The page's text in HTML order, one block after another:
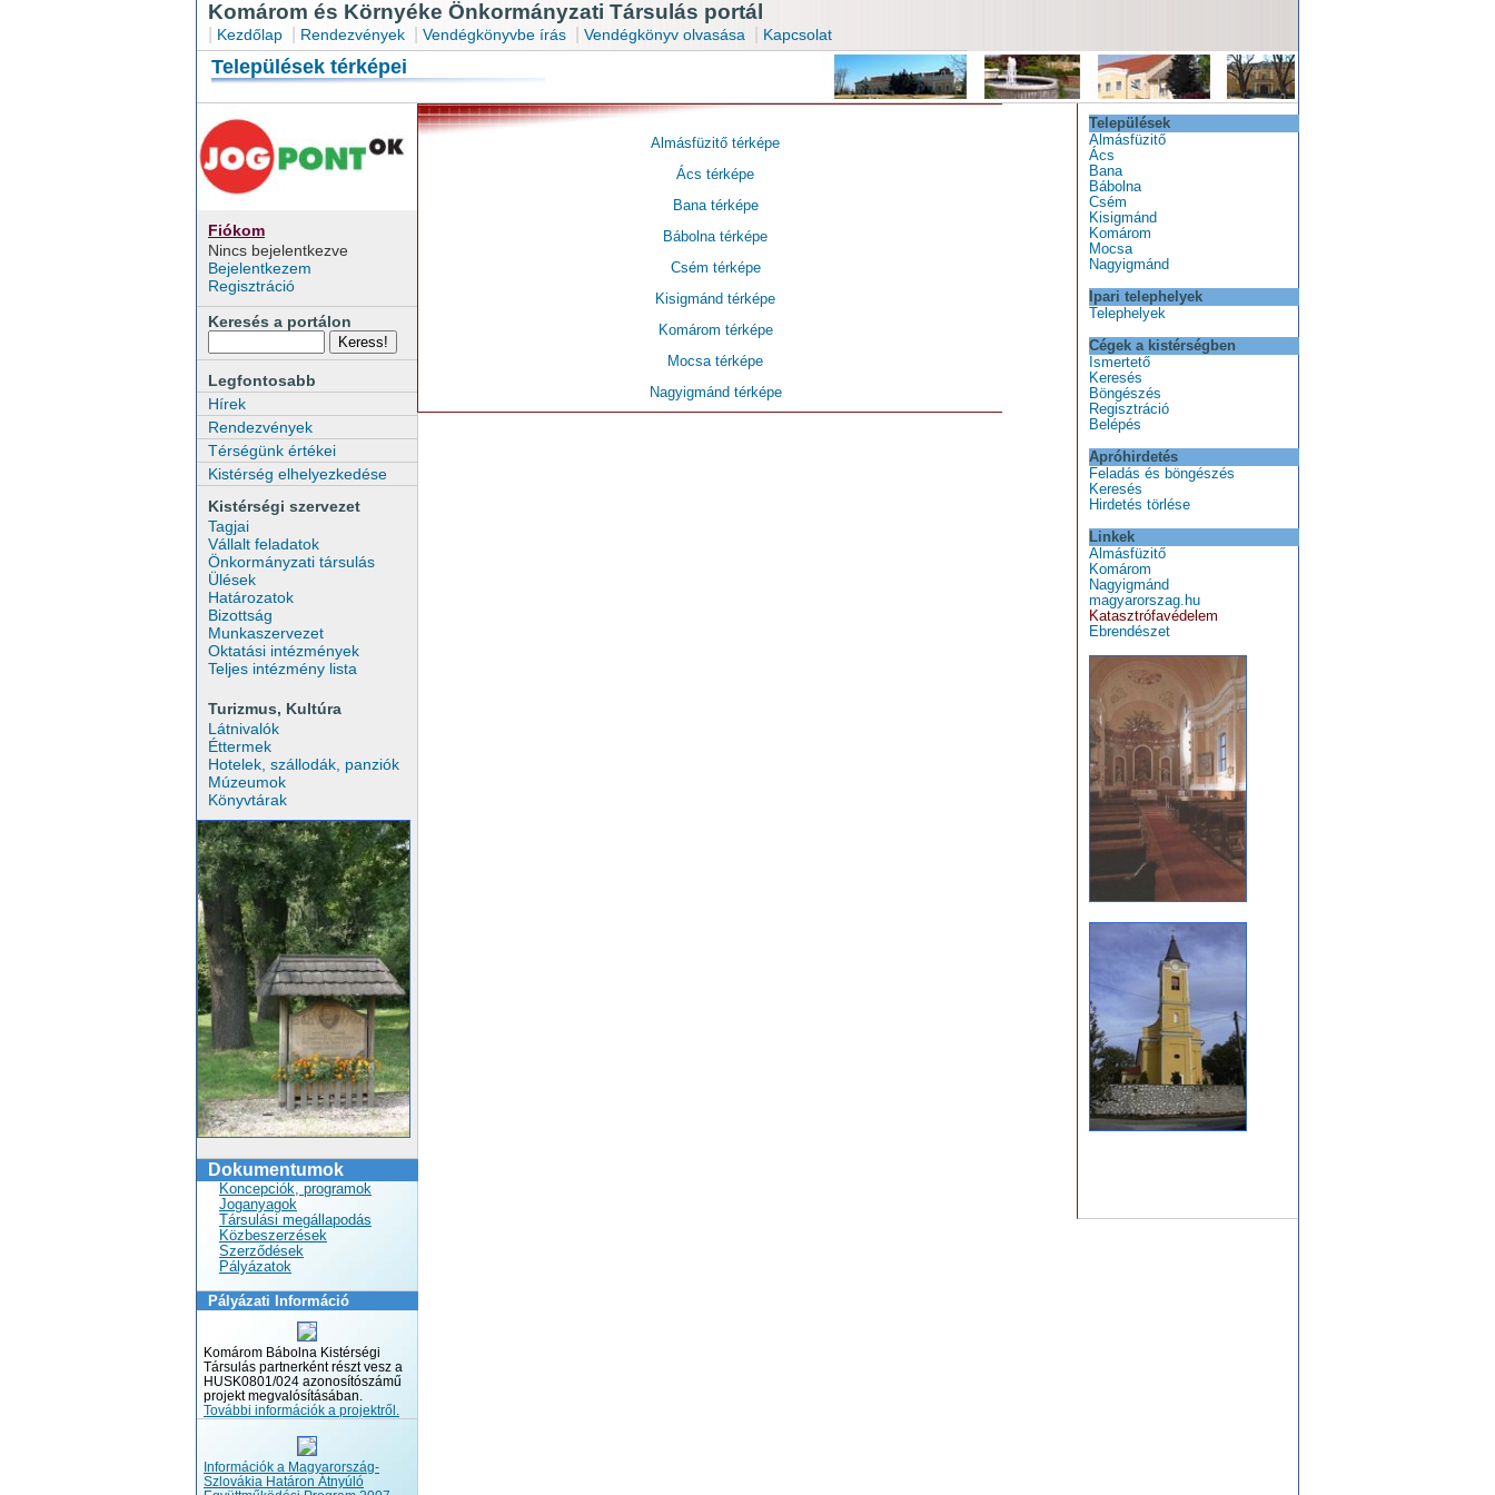
Komárom és Környéke Önkormányzati Társulás portál
Kezdőlap Rendezvények Vendégkönyvbe írás Vendégkönyv olvasása Kapcsolat
Települések térképei
Fiókom
Nincs bejelentkezve
Bejelentkezem
Regisztráció
Keresés a portálon
Legfontosabb
Hírek
Rendezvények
Térségünk értékei
Kistérség elhelyezkedése
Kistérségi szervezet
Tagjai
Vállalt feladatok
Önkormányzati társulás
Ülések
Határozatok
Bizottság
Munkaszervezet
Oktatási intézmények
Teljes intézmény lista
Turizmus, Kultúra
Látnivalók
Éttermek
Hotelek, szállodák, panziók
Múzeumok
Könyvtárak
Dokumentumok
Koncepciók, programok
Joganyagok
Társulási megállapodás
Közbeszerzések
Szerződések
Pályázatok
Pályázati Információ
Komárom Bábolna Kistérségi
Társulás partnerként részt vesz a
HUSK0801/024 azonosítószámű
projekt megvalósításában.
További információk a projektről.
Információk a Magyarország-
Szlovákia Határon Átnyúló
Települések
Almásfüzitő
Ács
Bana
Bábolna
Csém
Kisigmánd
Komárom
Mocsa
Nagyigmánd
Ipari telephelyek
Telephelyek
Cégek a kistérségben
Ismertető
Keresés
Böngészés
Regisztráció
Belépés
Apróhirdetés
Feladás és böngészés
Keresés
Hirdetés törlése
Linkek
Almásfüzitő
Komárom
Nagyigmánd
magyarorszag.hu
Katasztrófavédelem
Ebrendészet
Almásfüzitő térképe
Ács térképe
Bana térképe
Bábolna térképe
Csém térképe
Kisigmánd térképe
Komárom térképe
Mocsa térképe
Nagyigmánd térképe